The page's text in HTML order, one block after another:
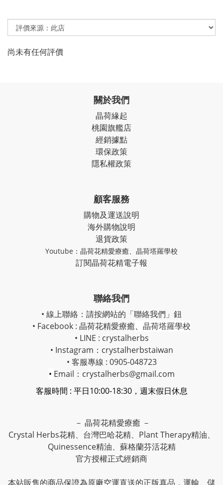
尚未有任何評價
關於我們
晶荷緣起
桃園旗艦店
經銷據點
環保政策
隱私權政策
顧客服務
購物及運送說明
海外購物說明
退貨政策
Youtube： 晶荷花精愛療癒 晶荷塔羅學校
訂閱晶荷花精電子報
聯絡我們
• 線上聯絡：請按網站的「聯絡我們」鈕
• Facebook : 晶荷花精愛療癒、 晶荷塔羅學校
• LINE : crystalherbs
• Instagram： crystalherbstaiwan
• 客服專線 : 0905-048723
• Email：crystalherbs@gmail.com
客服時間 : 平日10:00-18:30，週末假日休息
－ 晶荷花精愛療癒 －
Crystal Herbs花精、台灣巴哈花精、Plant Therapy精油、
Quinessence精油、蘇格蘭芬活花精
官方授權正式經銷商
本站販售的商品保證為原廠空運直送的正版真品，運輸、儲